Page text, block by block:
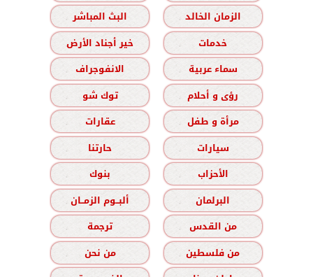
الزمان الخالد
البث المباشر
خدمات
خير أجناد الأرض
سماء عربية
الانفوجراف
رؤى و أحلام
توك شو
مرأة و طفل
عقارات
سيارات
حارتنا
الأحزاب
بنوك
البرلمان
ألبــوم الزمــان
من القدس
ترجمة
من فلسطين
من نحن